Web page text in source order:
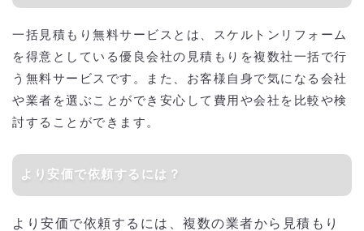
一括見積もり無料サービスとは、スケルトンリフォーム
を得意としている優良会社の見積もりを複数社一括で行
う無料サービスです。また、お客様自身で気になる会社
や業者を選ぶことができ安心して費用や会社を比較や検
討することができます。
より安価で依頼するには？
より安価で依頼するには、複数の業者から見積もり